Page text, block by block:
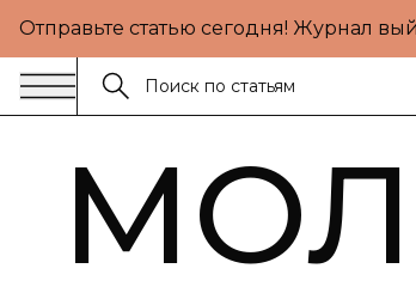
Отправьте статью сегодня! Журнал